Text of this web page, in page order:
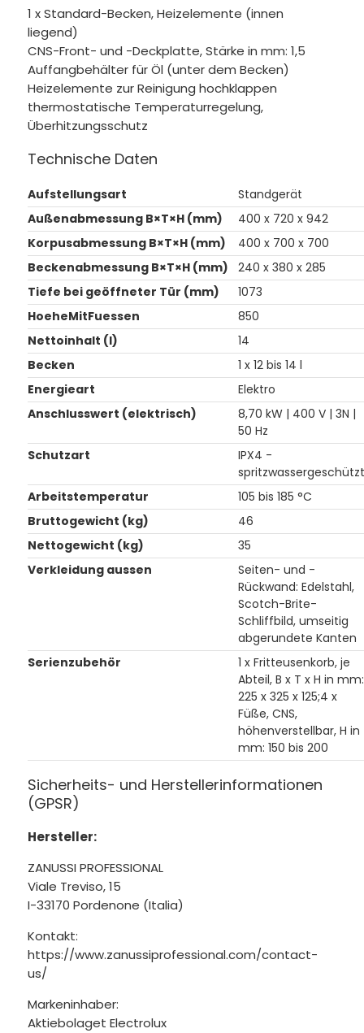
1 x Standard-Becken, Heizelemente (innen
liegend)
CNS-Front- und -Deckplatte, Stärke in mm: 1,5
Auffangbehälter für Öl (unter dem Becken)
Heizelemente zur Reinigung hochklappen
thermostatische Temperaturregelung,
Überhitzungsschutz
Technische Daten
Aufstellungsart
Standgerät
Außenabmessung B×T×H (mm)
400 x 720 x 942
Korpusabmessung B×T×H (mm)
400 x 700 x 700
Beckenabmessung B×T×H (mm)
240 x 380 x 285
Tiefe bei geöffneter Tür (mm)
1073
HoeheMitFuessen
850
Nettoinhalt (l)
14
Becken
1 x 12 bis 14 l
Energieart
Elektro
Anschlusswert (elektrisch)
8,70 kW | 400 V | 3N |
50 Hz
Schutzart
IPX4 -
spritzwassergeschützt
Arbeitstemperatur
105 bis 185 °C
Bruttogewicht (kg)
46
Nettogewicht (kg)
35
Verkleidung aussen
Seiten- und -
Rückwand: Edelstahl,
Scotch-Brite-
Schliffbild, umseitig
abgerundete Kanten
Serienzubehör
1 x Fritteusenkorb, je
Abteil, B x T x H in mm:
225 x 325 x 125;4 x
Füße, CNS,
höhenverstellbar, H in
mm: 150 bis 200
Sicherheits- und Herstellerinformationen
(GPSR)
Hersteller:
ZANUSSI PROFESSIONAL
Viale Treviso, 15
I-33170 Pordenone (Italia)
Kontakt:
https://www.zanussiprofessional.com/contact-
us/
Markeninhaber:
Aktiebolaget Electrolux